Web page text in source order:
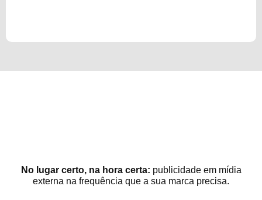
No lugar certo, na hora certa: publicidade em mídia
externa na frequência que a sua marca precisa.